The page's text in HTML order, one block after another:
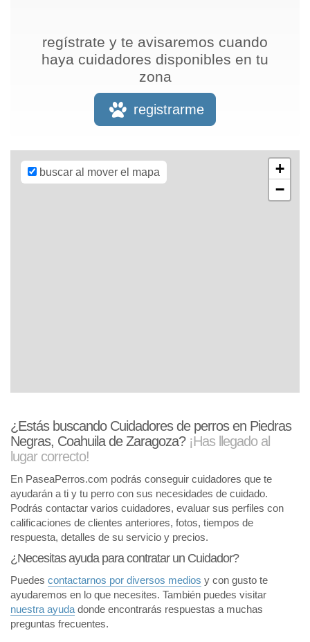
regístrate y te avisaremos cuando
haya cuidadores disponibles en tu
zona
registrarme
buscar al mover el mapa
+
−
OpenStreetMap
CC-BY-SA
¿Estás buscando Cuidadores de perros en Piedras
Negras, Coahuila de Zaragoza? ¡Has llegado al
lugar correcto!
En PaseaPerros.com podrás conseguir cuidadores que te
ayudarán a ti y tu perro con sus necesidades de cuidado.
Podrás contactar varios cuidadores, evaluar sus perfiles con
calificaciones de clientes anteriores, fotos, tiempos de
respuesta, detalles de su servicio y precios.
¿Necesitas ayuda para contratar un Cuidador?
Puedes contactarnos por diversos medios y con gusto te
ayudaremos en lo que necesites. También puedes visitar
nuestra ayuda donde encontrarás respuestas a muchas
preguntas frecuentes.